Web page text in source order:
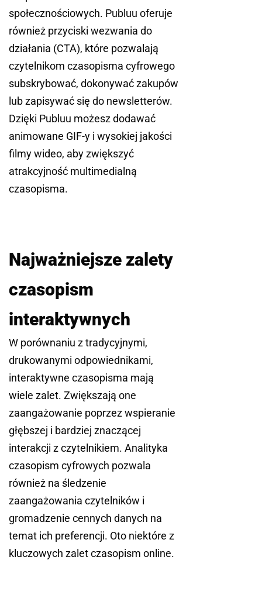
społecznościowych. Publuu oferuje
również przyciski wezwania do
działania (CTA), które pozwalają
czytelnikom czasopisma cyfrowego
subskrybować, dokonywać zakupów
lub zapisywać się do newsletterów.
Dzięki Publuu możesz dodawać
animowane GIF-y i wysokiej jakości
filmy wideo, aby zwiększyć
atrakcyjność multimedialną
czasopisma.
Najważniejsze zalety
czasopism
interaktywnych
W porównaniu z tradycyjnymi,
drukowanymi odpowiednikami,
interaktywne czasopisma mają
wiele zalet. Zwiększają one
zaangażowanie poprzez wspieranie
głębszej i bardziej znaczącej
interakcji z czytelnikiem. Analityka
czasopism cyfrowych pozwala
również na śledzenie
zaangażowania czytelników i
gromadzenie cennych danych na
temat ich preferencji. Oto niektóre z
kluczowych zalet czasopism online.